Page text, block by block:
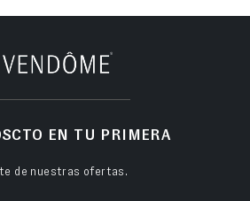
EN TU PRIMERA
de nuestras ofertas.